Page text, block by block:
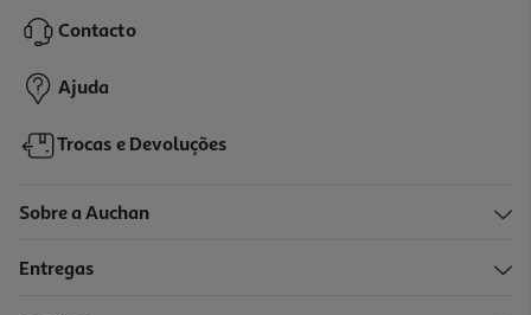
45,00 €
Contacto
Ajuda
Trocas e Devoluções
Sobre a Auchan
Entregas